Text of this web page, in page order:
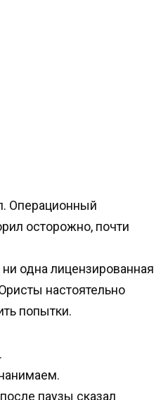
Операционный
осторожно, почти
одна лицензированная
настоятельно
попытки.
паузы сказал